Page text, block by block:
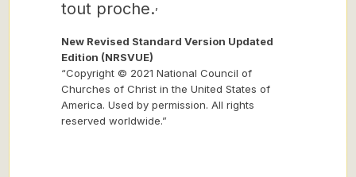
tout proche.
New Revised Standard Version Updated
Edition (NRSVUE)
“Copyright © 2021 National Council of
Churches of Christ in the United States of
America. Used by permission. All rights
reserved worldwide.”